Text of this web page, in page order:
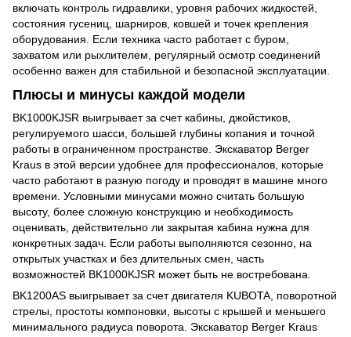
включать контроль гидравлики, уровня рабочих жидкостей,
состояния гусениц, шарниров, ковшей и точек крепления
оборудования. Если техника часто работает с буром,
захватом или рыхлителем, регулярный осмотр соединений
особенно важен для стабильной и безопасной эксплуатации.
Плюсы и минусы каждой модели
BK1000KJSR выигрывает за счет кабины, джойстиков,
регулируемого шасси, большей глубины копания и точной
работы в ограниченном пространстве. Экскаватор Berger
Kraus в этой версии удобнее для профессионалов, которые
часто работают в разную погоду и проводят в машине много
времени. Условными минусами можно считать большую
высоту, более сложную конструкцию и необходимость
оценивать, действительно ли закрытая кабина нужна для
конкретных задач. Если работы выполняются сезонно, на
открытых участках и без длительных смен, часть
возможностей BK1000KJSR может быть не востребована.
BK1200AS выигрывает за счет двигателя KUBOTA, поворотной
стрелы, простоты компоновки, высоты с крышей и меньшего
минимального радиуса поворота. Экскаватор Berger Kraus